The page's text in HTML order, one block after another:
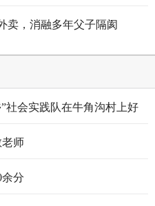
卖，消融多年父子隔阂
社会实践队在牛角沟村上好
老师
分